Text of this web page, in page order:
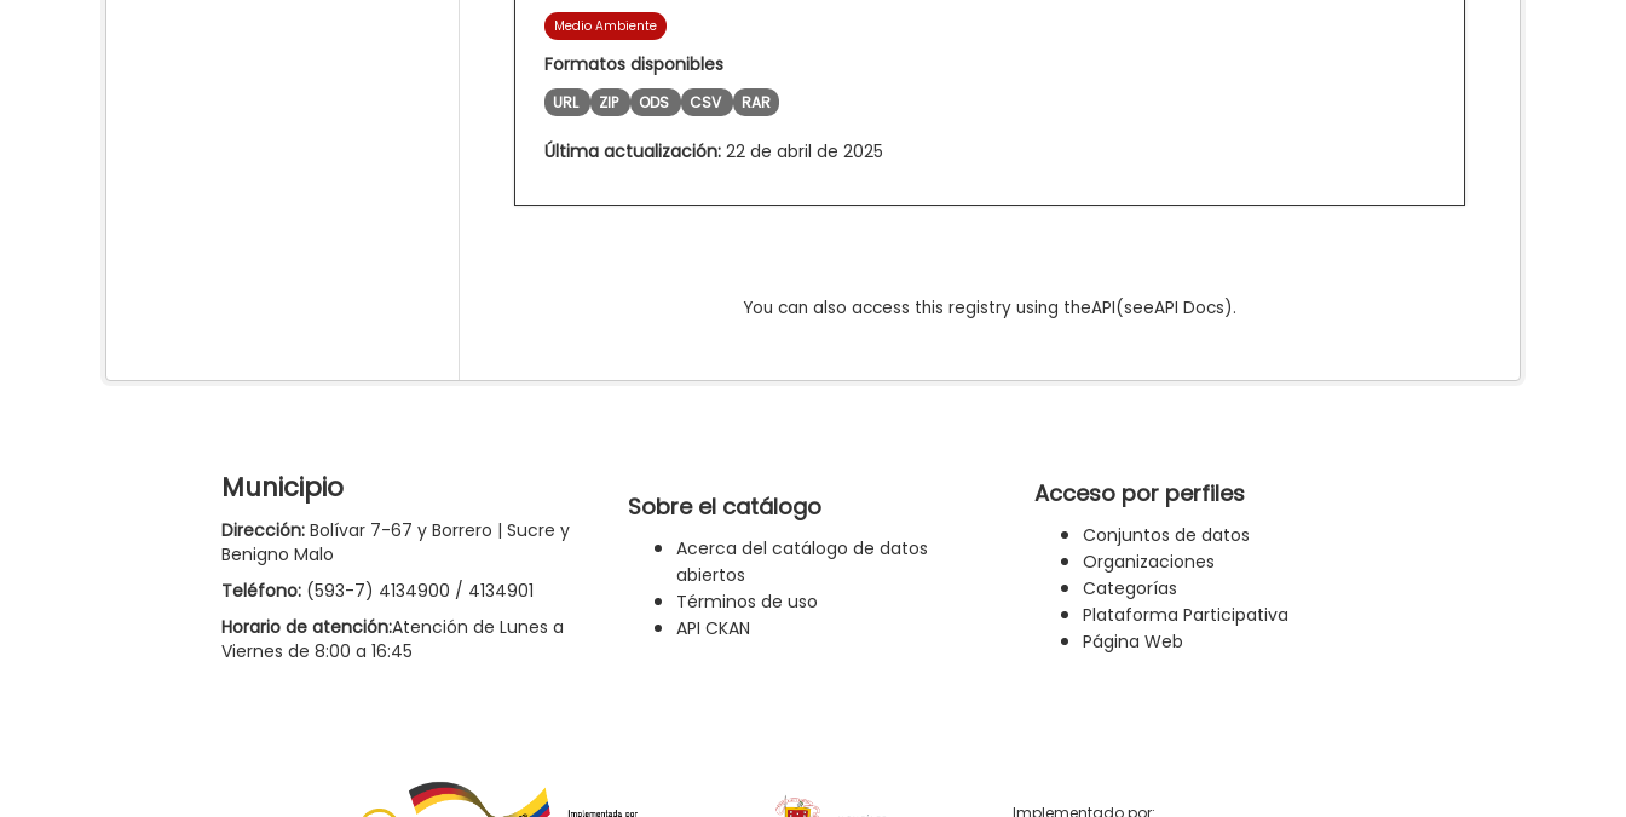
Medio Ambiente
Formatos disponibles
URL ZIP ODS CSV RAR
Última actualización: 22 de abril de 2025
You can also access this registry using theAPI(seeAPI Docs).
Municipio
Dirección: Bolívar 7-67 y Borrero | Sucre y
Benigno Malo
Teléfono: (593-7) 4134900 / 4134901
Horario de atención:Atención de Lunes a
Viernes de 8:00 a 16:45
Sobre el catálogo
Acerca del catálogo de datos
abiertos
Términos de uso
API CKAN
Acceso por perfiles
Conjuntos de datos
Organizaciones
Categorías
Plataforma Participativa
Página Web